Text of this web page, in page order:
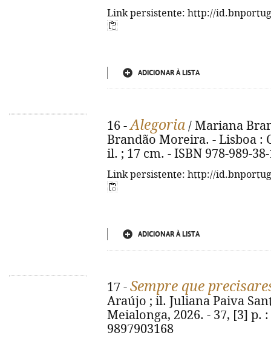
Link persistente: http://
ADICIONAR À LISTA
16 -Alegoria / Mariana
Brandão Moreira. - Lisboa :
il. ; 17 cm. - ISBN 978-989-
Link persistente: http://
ADICIONAR À LISTA
17 - Sempre que
Araújo ; il. Juliana Paiva
Meialonga, 2026. - 37, [3] p.
9897903168